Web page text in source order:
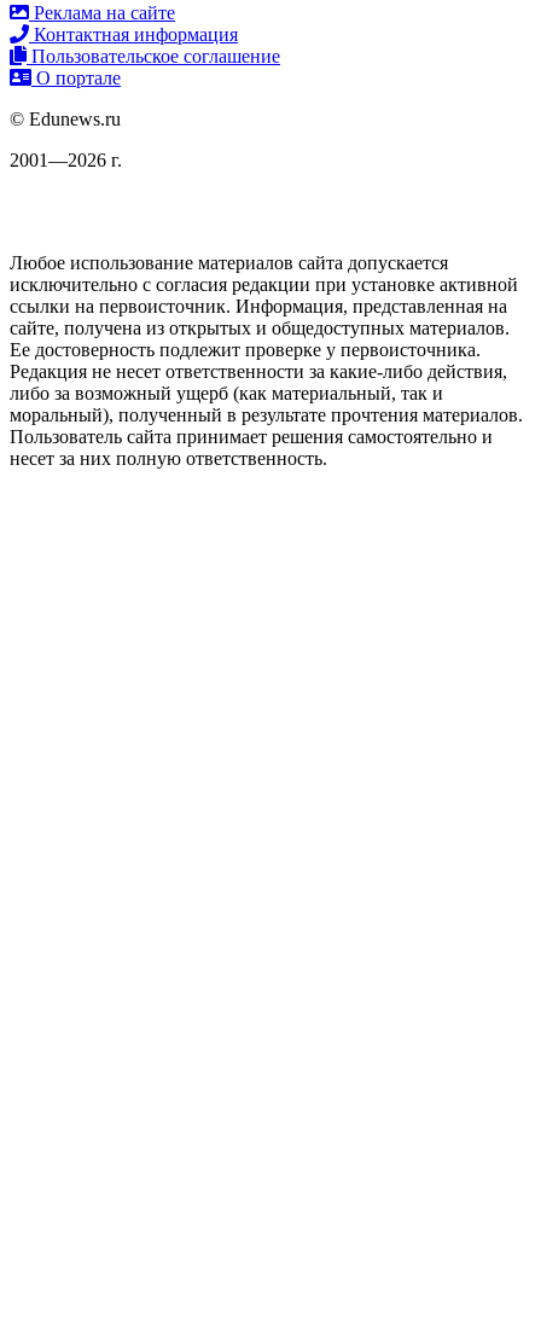
Реклама на сайте
Контактная информация
Пользовательское соглашение
О портале
© Edunews.ru
2001—2026 г.
Любое использование материалов сайта допускается
исключительно с согласия редакции при установке активной
ссылки на первоисточник. Информация, представленная на
сайте, получена из открытых и общедоступных материалов.
Ее достоверность подлежит проверке у первоисточника.
Редакция не несет ответственности за какие-либо действия,
либо за возможный ущерб (как материальный, так и
моральный), полученный в результате прочтения материалов.
Пользователь сайта принимает решения самостоятельно и
несет за них полную ответственность.